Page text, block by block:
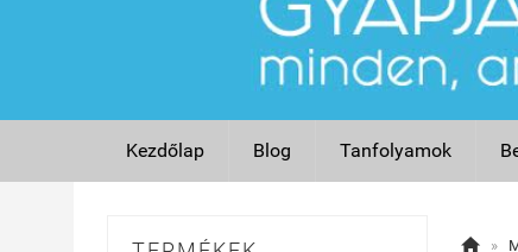
Kezdőlap Blog Tanfolyamok
 »